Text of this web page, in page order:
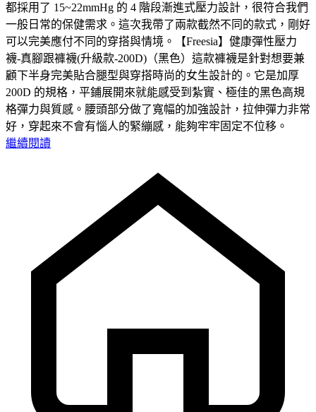
都採用了 15~22mmHg 的 4 階段漸進式壓力設計，很符合我們
一般日常的保健需求。這次我帶了兩款截然不同的款式，剛好
可以完美應付不同的穿搭與情境。【Freesia】健康彈性壓力
襪-真腳跟褲襪(升級款-200D)（黑色）這款褲襪是針對想要兼
顧下半身完美貼合腿型與穿搭時尚的女生設計的。它是加厚
200D 的規格，平鋪展開來就能感受到紮實、極佳的黑色高規
格彈力與質感。腰頭部分做了寬幅的加強設計，拉伸彈力非常
好，穿起來不會有惱人的緊繃感，能夠牢牢固定不位移。
繼續閱讀